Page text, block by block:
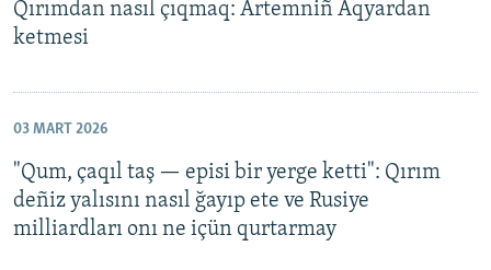
Qırımdan nasıl çıqmaq: Artemniñ Aqyardan
ketmesi
03 MART 2026
"Qum, çaqıl taş — episi bir yerge ketti": Qırım
deñiz yalısını nasıl ğayıp ete ve Rusiye
milliardları onı ne içün qurtarmay